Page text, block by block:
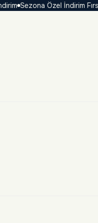
Sezona Özel İndirim Fırsatları